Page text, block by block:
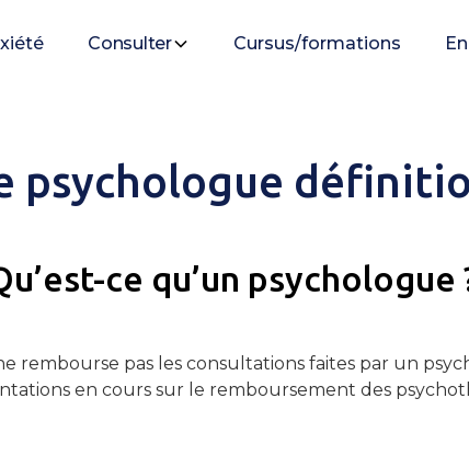
Consulter Cursus/formations
psychologue
ce qu’un psychologue
rembourse pas les consultations faites par un
en cours sur le remboursement des